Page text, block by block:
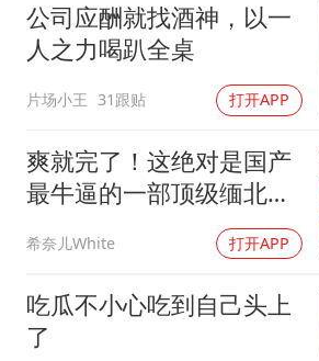
公司应酬就找酒神，以一
人之力喝趴全桌
片场小王 31跟贴 打开APP
爽就完了！这绝对是国产
最牛逼的一部顶级缅北犯
希奈儿White 打开APP
吃瓜不小心吃到自己头上
了